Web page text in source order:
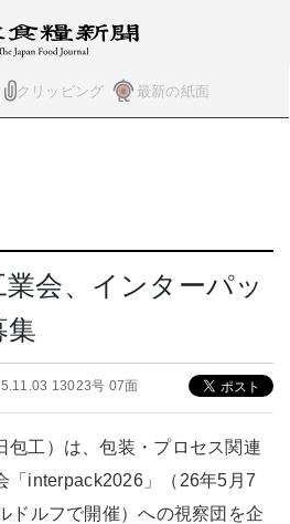
クリッピング 最新の紙面
業会、インターパッ
集
13023号 07面
包工）は、包装・プロセス関連
「interpack2026」（26年5月7
ドルフで開催）への視察団を企